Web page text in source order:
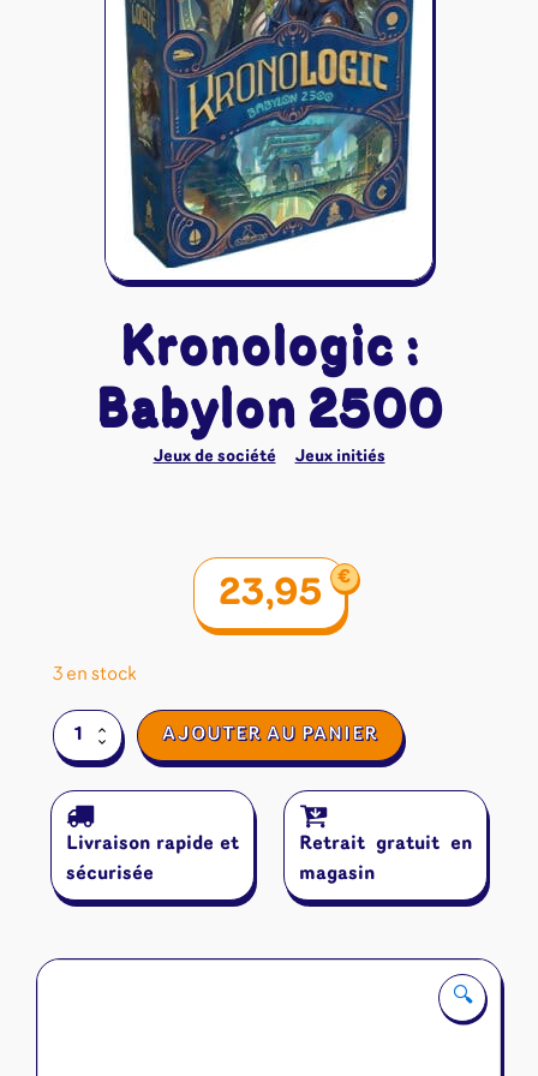
Naruto Mythos
Autres
Tapis de jeu
🔍
Kronologic :
Babylon 2500
Jeux de société Jeux initiés
23,95 €
3 en stock
quantité
de
:
Babylon
2500
AJOUTER AU PANIER
Livraison rapide et
sécurisée
Retrait gratuit en
magasin